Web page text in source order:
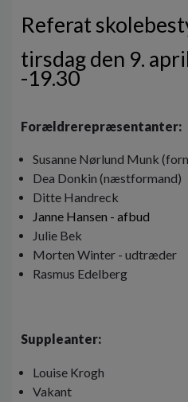
Referat
tirsdag den 9.
-19.30
Forældrerepræsentanter:
Susanne Nørlund Munk
Dea Donkin (næstformand)
Ditte Handreck
Janne Hansen - afbud
Julie Bek
Morten Winter - udtræder
Rasmus Edelberg
Suppleanter:
Louise Krogh
Vakant